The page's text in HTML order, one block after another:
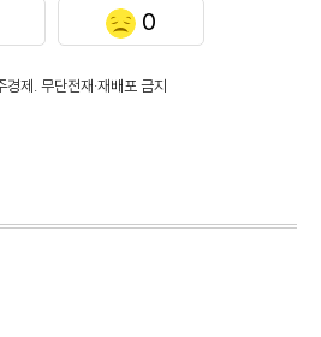
0
제. 무단전재·재배포 금지